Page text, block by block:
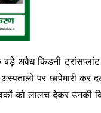
अवैध किडनी
पर छापेमारी
को लालच देकर उनकी